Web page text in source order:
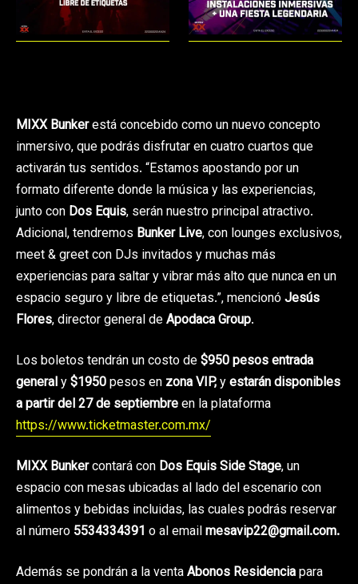
MIXX Bunkerestá concebido como un nuevo concepto
inmersivo, que podrás disfrutar en cuatro cuartos que
activarán tus sentidos. “Estamos apostando por un
formato diferente donde la música y las experiencias,
junto con Dos Equis, serán nuestro principal atractivo.
Adicional, tendremos Bunker Live, con lounges exclusivos,
meet & greet con DJs invitados y muchas más
experiencias para saltar y vibrar más alto que nunca en un
espacio seguro y libre de etiquetas.”, mencionóJesús
Flores, director general deApodaca Group.
Los boletos tendrán un costo de$950 pesosentrada
generaly$1950pesos en zona VIP,yestarán disponibles
a partir del 27 de septiembreen la plataforma
https://www.ticketmaster.com.mx/
MIXX Bunkercontará con Dos Equis Side Stage, un
espacio con mesas ubicadas al lado del escenario con
alimentos y bebidas incluidas, las cuales podrás reservar
al número 5534334391 o al emailmesavip22@gmail.com.
Además se pondrán a la ventaAbonos Residenciapara